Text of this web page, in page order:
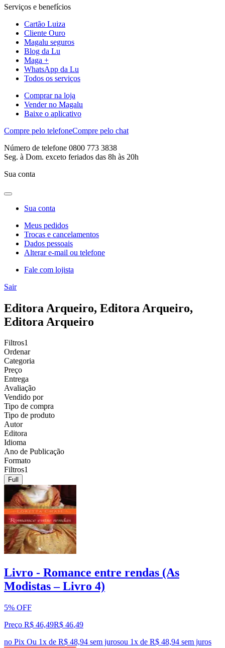
Serviços e benefícios
Cartão Luiza
Cliente Ouro
Magalu seguros
Blog da Lu
Maga +
WhatsApp da Lu
Todos os serviços
Comprar na loja
Vender no Magalu
Baixe o aplicativo
Compre pelo telefoneCompre pelo chat
Número de telefone 0800 773 3838
Seg. à Dom. exceto feriados das 8h às 20h
Sua conta
Sua conta
Meus pedidos
Trocas e cancelamentos
Dados pessoais
Alterar e-mail ou telefone
Fale com lojista
Sair
Editora Arqueiro, Editora Arqueiro,
Editora Arqueiro
Filtros1
Ordenar
Categoria
Preço
Entrega
Avaliação
Vendido por
Tipo de compra
Tipo de produto
Autor
Editora
Idioma
Ano de Publicação
Formato
Filtros1
Full
Livro - Romance entre rendas (As
Modistas – Livro 4)
5% OFF
Preço R$ 46,49R$ 46,49
no Pix Ou 1x de R$ 48,94 sem jurosou 1x de R$ 48,94 sem juros